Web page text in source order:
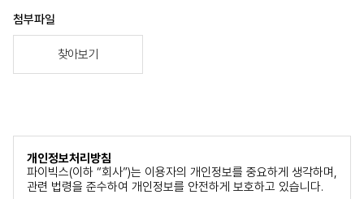
첨부파일
찾아보기
개인정보처리방침
파이빅스(이하 “회사”)는 이용자의 개인정보를 중요하게 생각하며,
관련 법령을 준수하여 개인정보를 안전하게 보호하고 있습니다.